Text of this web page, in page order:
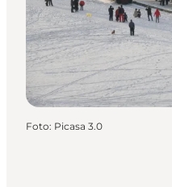
Foto: Picasa 3.0